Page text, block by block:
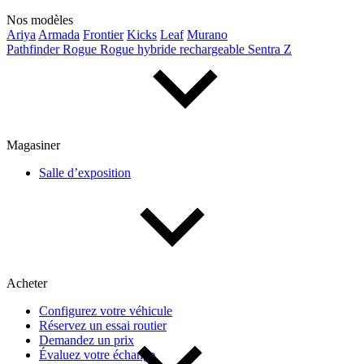
Prix
Nos modèles
Ariya Armada Frontier Kicks Leaf Murano
PathfinderRogue Rogue hybride rechargeable Sentra Z
Magasiner
Salle d’exposition
Acheter
Configurez votre véhicule
Réservez un essai routier
Demandez un prix
Évaluez votre échange